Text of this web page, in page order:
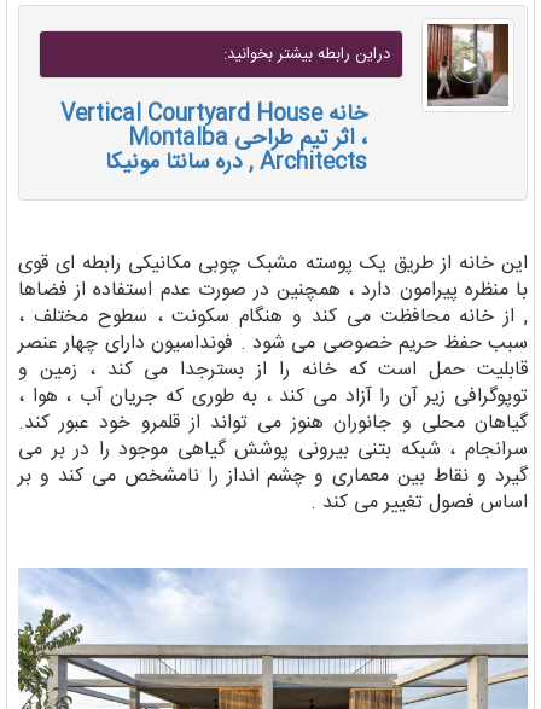
دراين رابطه بيشتر بخوانيد:
خانه Vertical Courtyard House
، اثر تیم طراحی Montalba
Architects , دره سانتا مونیکا
این خانه از طریق یک پوسته مشبک چوبی مکانیکی رابطه ای قوی
با منظره پیرامون دارد ، همچنین در صورت عدم استفاده از فضاها
, از خانه محافظت می کند و هنگام سکونت ، سطوح مختلف ،
سبب حفظ حریم خصوصی می شود . فونداسیون دارای چهار عنصر
قابلیت حمل است که خانه را از بسترجدا می کند ، زمین و
توپوگرافی زیر آن را آزاد می کند ، به طوری که جریان آب ، هوا ،
گیاهان محلی و جانوران هنوز می تواند از قلمرو خود عبور کند.
سرانجام ، شبکه بتنی بیرونی پوشش گیاهی موجود را در بر می
گیرد و نقاط بین معماری و چشم انداز را نامشخص می کند و بر
اساس فصول تغییر می کند .